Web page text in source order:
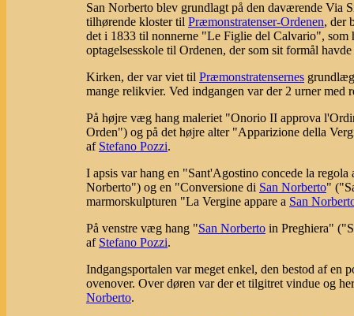
San Norberto blev grundlagt på den daværende Via
tilhørende kloster til Præmonstratenser-Ordenen, der
det i 1833 til nonnerne "Le Figlie del Calvario", som
optagelsesskole til Ordenen, der som sit formål
Kirken, der var viet til Præmonstratensernes
mange relikvier. Ved indgangen var der 2 urner med
På højre væg hang maleriet "Onorio II approva
Orden") og på det højre alter "Apparizione della
af Stefano Pozzi.
I apsis var hang en "Sant'Agostino concede la regola
Norberto") og en "Conversione di San Norberto"
marmorskulpturen "La Vergine appare a San
På venstre væg hang "San Norberto in Preghiera"
af Stefano Pozzi.
Indgangsportalen var meget enkel, den bestod af en
ovenover. Over døren var der et tilgitret vindue og
Norberto.